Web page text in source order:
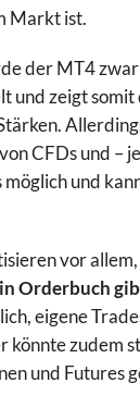
Markt ist.
der MT4
und zeigt somit
CFDs und –
möglich und
vor allem,
Orderbuch
eigene
könnte zudem
und Futures